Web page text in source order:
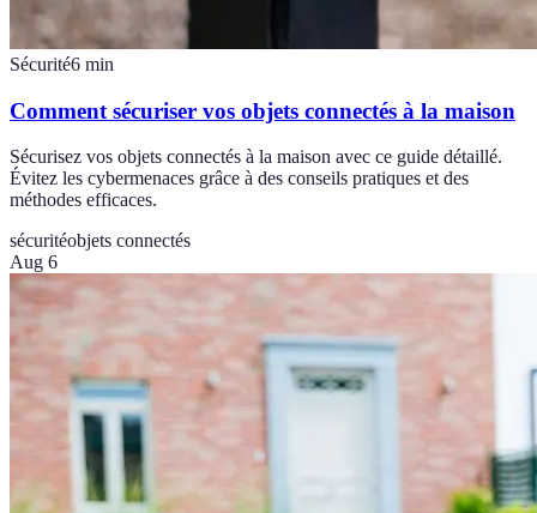
Sécurité6 min
Comment sécuriser vos objets connectés à la maison
Sécurisez vos objets connectés à la maison avec ce guide détaillé.
Évitez les cybermenaces grâce à des conseils pratiques et des
méthodes efficaces.
sécuritéobjets connectés
Aug 6